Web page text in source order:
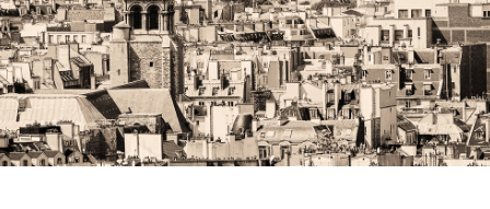
CONSEIL EN
INVESTISSEMENT
LOCATIF
GARANTIR L' ACQUISITION